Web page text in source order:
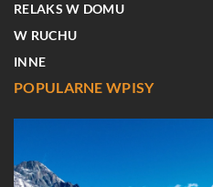
RELAKS W DOMU
W RUCHU
INNE
POPULARNE WPISY